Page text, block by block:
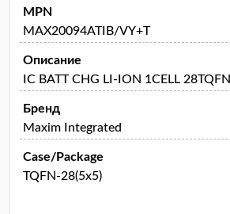
MPN
MAX20094ATIB/VY+T
Описание
IC BATT CHG LI-ION 1CELL 28TQFN
Бренд
Maxim Integrated
Case/Package
TQFN-28(5x5)